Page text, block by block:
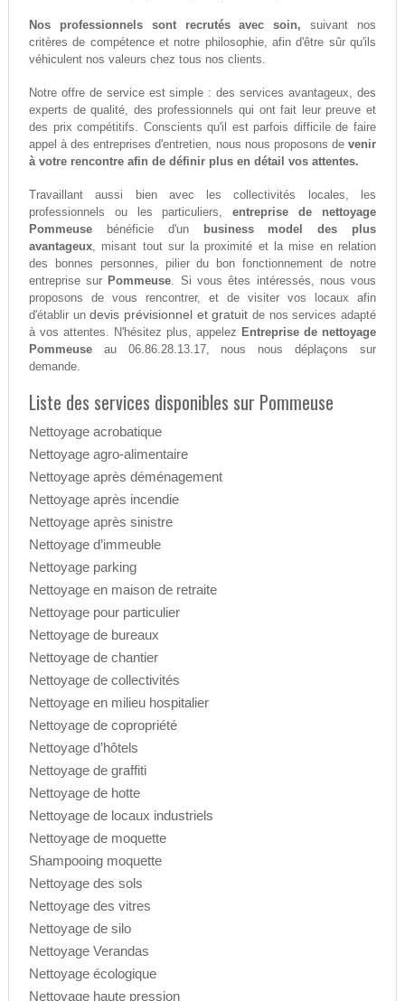
Nos professionnels sont recrutés avec soin, suivant nos
critères de compétence et notre philosophie, afin d'être sûr qu'ils
véhiculent nos valeurs chez tous nos clients.
Notre offre de service est simple : des services avantageux, des
experts de qualité, des professionnels qui ont fait leur preuve et
des prix compétitifs. Conscients qu'il est parfois difficile de faire
appel à des entreprises d'entretien, nous nous proposons devenir
à votre rencontre afin de définir plus en détail vos attentes.
Travaillant aussi bien avec les collectivités locales, les
professionnels ou les particuliers,entreprise de nettoyage
Pommeusebénéficie d'un
business model des plus
avantageux, misant tout sur la proximité et la mise en relation
des bonnes personnes, pilier du bon fonctionnement de notre
entreprise sur Pommeuse. Si vous êtes intéressés, nous vous
proposons de vous rencontrer, et de visiter vos locaux afin
d'établir undevis prévisionnel et gratuit de nos services adapté
à vos attentes. N'hésitez plus, appelez Entreprise de nettoyage
Pommeuseau 06.86.28.13.17, nous nous déplaçons sur
demande.
Liste des services disponibles sur Pommeuse
Nettoyage acrobatique
Nettoyage agro-alimentaire
Nettoyage après déménagement
Nettoyage après incendie
Nettoyage après sinistre
Nettoyage d’immeuble
Nettoyage parking
Nettoyage en maison de retraite
Nettoyage pour particulier
Nettoyage de bureaux
Nettoyage de chantier
Nettoyage de collectivités
Nettoyage en milieu hospitalier
Nettoyage de copropriété
Nettoyage d’hôtels
Nettoyage de graffiti
Nettoyage de hotte
Nettoyage de locaux industriels
Nettoyage de moquette
Shampooing moquette
Nettoyage des sols
Nettoyage des vitres
Nettoyage de silo
Nettoyage Verandas
Nettoyage écologique
Nettoyage haute pression